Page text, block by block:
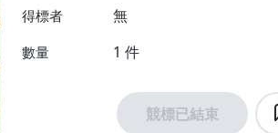
得標者 無
數量 1 件
競標已結束